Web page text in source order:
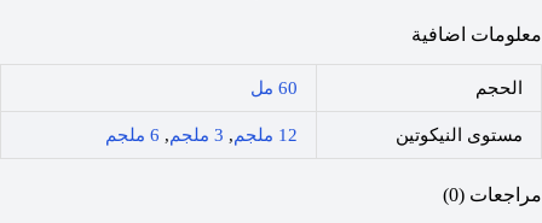
معلومات اضافية
الحجم 60 مل
مستوى النيكوتين 12 ملجم , 3 ملجم , 6 ملجم
مراجعات (0)